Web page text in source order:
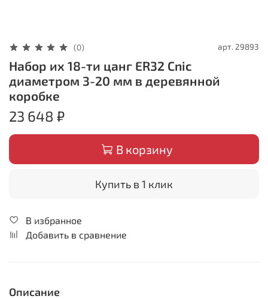
(0) арт. 29893
Набор их 18-ти цанг ER32 Cnic
диаметром 3-20 мм в деревянной
коробке
23 648 ₽
В корзину
Купить в 1 клик
В избранное
Добавить в сравнение
Описание